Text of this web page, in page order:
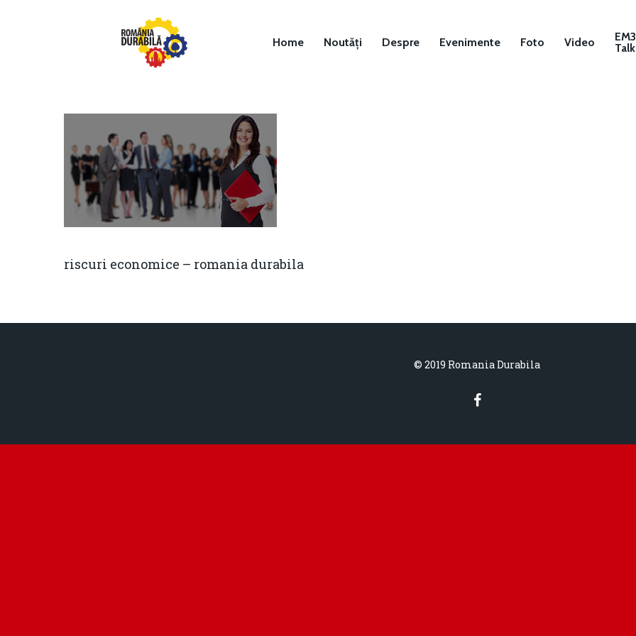
Hit enter to search or ESC to close
Home Noutăți Despre Evenimente Foto Video
Talk
riscuri economice – romania durabila
© 2019 Romania Durabila